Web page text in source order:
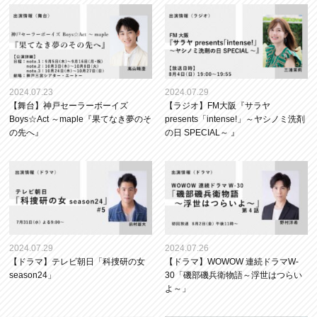
2024.07.23
【舞台】神戸セーラーボーイズ
Boys☆Act ～maple『果てなき夢のそ
の先へ』
2024.07.29
【ラジオ】FM大阪『サラヤ
presents「intense!」～ヤシノミ洗剤
の日 SPECIAL～ 』
2024.07.29
【ドラマ】テレビ朝日「科捜研の女
season24」
2024.07.26
【ドラマ】WOWOW 連続ドラマW-
30「磯部磯兵衛物語～浮世はつらい
よ～」